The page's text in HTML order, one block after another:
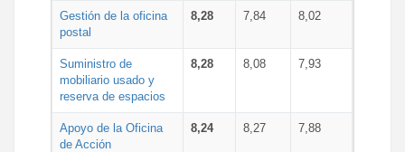
Gestión de la oficina
postal
8,28 7,84 8,02
Suministro de
mobiliario usado y
reserva de espacios
8,28 8,08 7,93
Apoyo de la Oficina
de Acción
8,24 8,27 7,88